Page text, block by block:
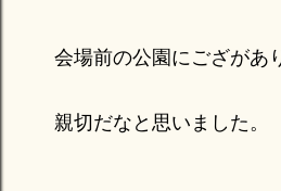
会場前の公園にござがあ
親切だなと思いました。